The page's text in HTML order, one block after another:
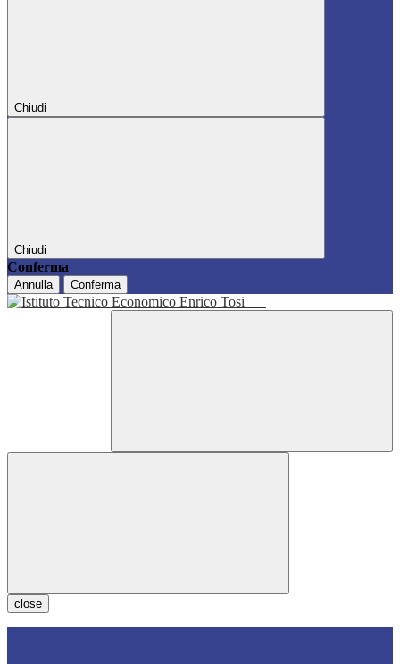
Chiudi
Chiudi
Conferma
Annulla Conferma
close